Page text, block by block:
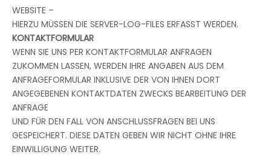
WEBSITE –
HIERZU MÜSSEN DIE SERVER-LOG-FILES ERFASST WERDEN.
KONTAKTFORMULAR
WENN SIE UNS PER KONTAKTFORMULAR ANFRAGEN
ZUKOMMEN LASSEN, WERDEN IHRE ANGABEN AUS DEM
ANFRAGEFORMULAR INKLUSIVE DER VON IHNEN DORT
ANGEGEBENEN KONTAKTDATEN ZWECKS BEARBEITUNG DER
ANFRAGE
UND FÜR DEN FALL VON ANSCHLUSSFRAGEN BEI UNS
GESPEICHERT. DIESE DATEN GEBEN WIR NICHT OHNE IHRE
EINWILLIGUNG WEITER.